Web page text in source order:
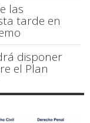
las
tarde en
disponer
el Plan